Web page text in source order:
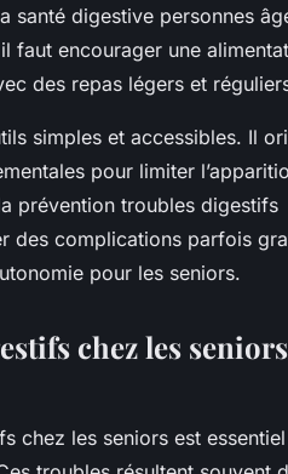
santé digestive personnes
faut encourager une
des repas légers et
simples et accessibles. Il
pour limiter
prévention troubles digestifs
des complications parfois
pour les seniors.
chez les
chez les seniors est essentiel